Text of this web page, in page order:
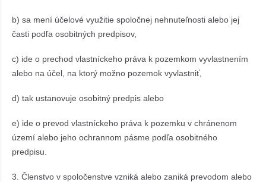
b) sa mení účelové využitie spoločnej nehnuteľnosti alebo jej
časti podľa osobitných predpisov,
c) ide o prechod vlastníckeho práva k pozemkom vyvlastnením
alebo na účel, na ktorý možno pozemok vyvlastniť,
d) tak ustanovuje osobitný predpis alebo
e) ide o prevod vlastníckeho práva k pozemku v chránenom
území alebo jeho ochrannom pásme podľa osobitného
predpisu.
3. Členstvo v spoločenstve vzniká alebo zaniká prevodom alebo